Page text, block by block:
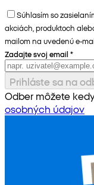
Súhlasím so
akciách, produktoch
mailom na uvedenú e-
Zadajte svoj email *
Prihláste sa na
Odber môžete
osobných údajov